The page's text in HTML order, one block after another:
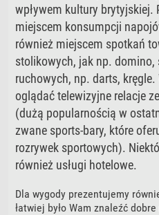
wpływem kultury brytyjskiej.
miejscem konsumpcji
również miejscem spotkań
stolikowych, jak np. domino,
ruchowych, np. darts,
oglądać telewizyjne relacje
(dużą popularnością w
zwane sports-bary, które
rozrywek sportowych).
również usługi hotelowe.
Dla wygody prezentujemy
łatwiej było Wam znaleźć